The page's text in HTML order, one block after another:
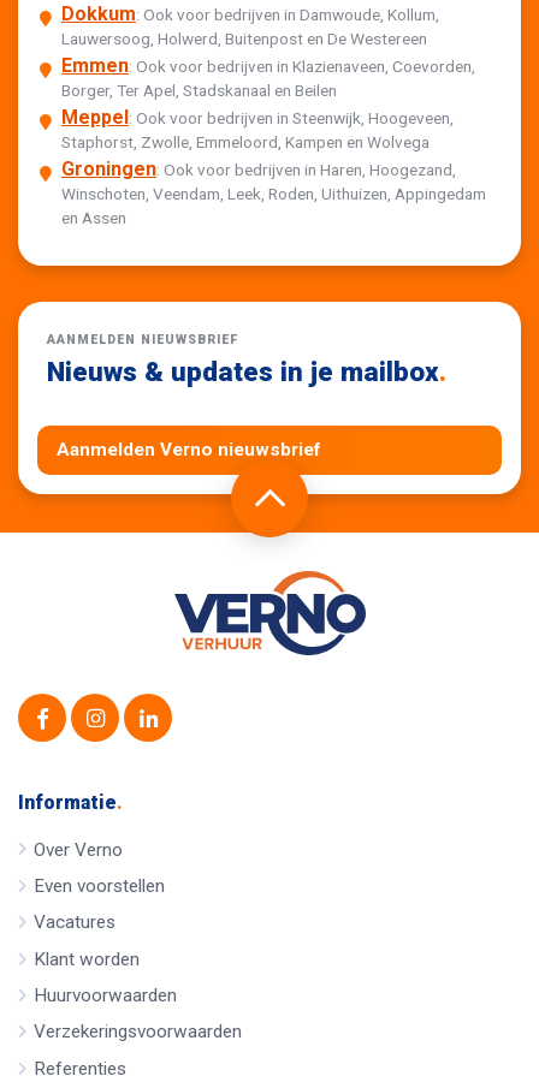
Dokkum: Ook voor bedrijven in Damwoude, Kollum,
Lauwersoog, Holwerd, Buitenpost en De Westereen
Emmen: Ook voor bedrijven in Klazienaveen, Coevorden,
Borger, Ter Apel, Stadskanaal en Beilen
Meppel : Ook voor bedrijven in Steenwijk, Hoogeveen,
Staphorst, Zwolle, Emmeloord, Kampen en Wolvega
Groningen: Ook voor bedrijven in Haren, Hoogezand,
Winschoten, Veendam, Leek, Roden, Uithuizen, Appingedam
en Assen
AANMELDEN NIEUWSBRIEF
Nieuws & updates in je mailbox.
Aanmelden Verno nieuwsbrief
Informatie.
Over Verno
Even voorstellen
Vacatures
Klant worden
Huurvoorwaarden
Verzekeringsvoorwaarden
Referenties